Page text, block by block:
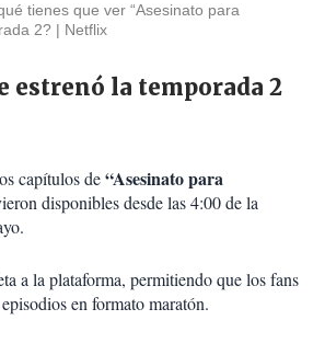
tienes que ver “Asesinato para
2?
Netflix
estrenó la temporada 2
capítulos de“Asesinato para
disponibles desde las 4:00 de la
a la plataforma, permitiendo que los fans
en formato maratón.